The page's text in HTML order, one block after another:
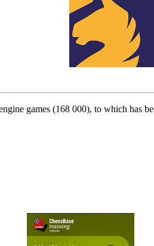
games (168 000), to which has